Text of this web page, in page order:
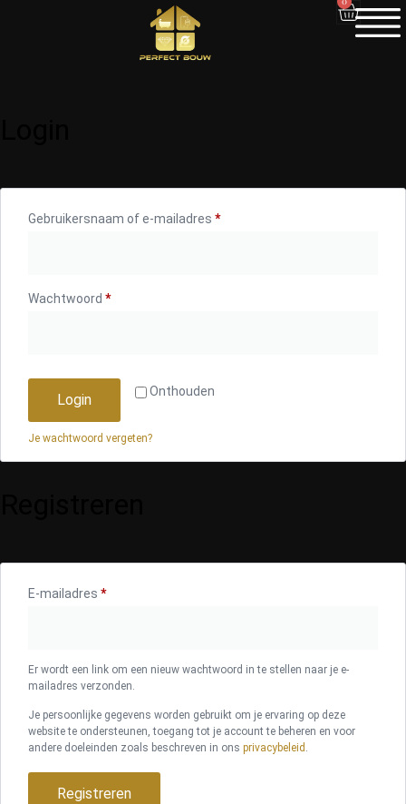
Gebruikersnaam of e-mailadres *
Wachtwoord *
Onthouden
Login
Je wachtwoord vergeten?
E-mailadres *
Er wordt een link om een nieuw wachtwoord in te stellen naar je e-
mailadres verzonden.
Je persoonlijke gegevens worden gebruikt om je ervaring op deze
website te ondersteunen, toegang tot je account te beheren en voor
andere doeleinden zoals beschreven in ons privacybeleid .
Registreren